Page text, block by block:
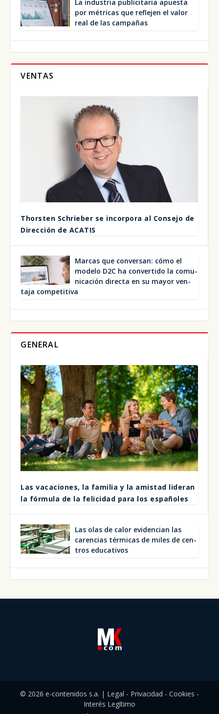
La indus­tria publi­ci­ta­ria apues­ta
por métri­cas que refle­jen el valor
real de las cam­pa­ñas
VENTAS
Thors­ten Schrie­ber se incor­po­ra al Con­se­jo de
Direc­ción de ACA­TIS
Mar­cas que con­ver­san: cómo el
mode­lo D2C ha con­ver­ti­do la comu­
ni­ca­ción direc­ta en su mayor ven­
ta­ja com­pe­ti­ti­va
GENERAL
Las vaca­cio­nes, la fami­lia y la amis­tad lide­ran
la fór­mu­la de la feli­ci­dad para los espa­ño­les
Las olas de calor evi­den­cian las
caren­cias tér­mi­cas de miles de cen­
tros edu­ca­ti­vos
© 2026 e-contenidos s.a. | Legal - Privacidad - Cookies -
Interés Legítimo